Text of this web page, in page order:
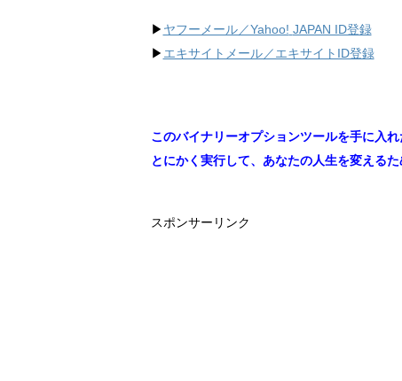
▶︎ ヤフーメール／Yahoo! JAPAN ID登録
▶︎ エキサイトメール／エキサイトID登録
このバイナリーオプションツールを手に入れ
とにかく実行して、あなたの人生を変えるた
スポンサーリンク